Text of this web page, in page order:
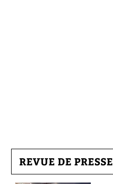
REVUE DE PRESSE